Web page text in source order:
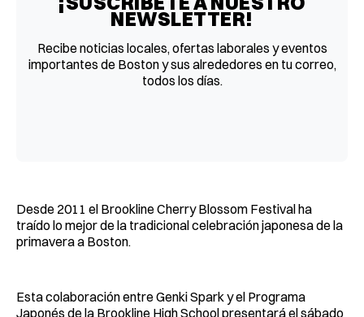
NEWSLETTER!
Recibe noticias locales, ofertas laborales y eventos
importantes de Boston y sus alrededores en tu correo,
todos los días.
Desde 2011 el Brookline Cherry Blossom Festival ha
traído lo mejor de la tradicional celebración japonesa de la
primavera a Boston.
Esta colaboración entre Genki Spark y el Programa
Japonés de la Brookline High School presentará el sábado